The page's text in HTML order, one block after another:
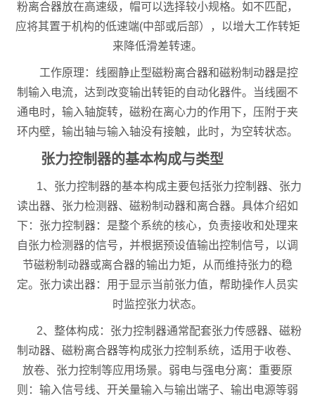
粉离合器放在高速级，帽可以选择较小规格。如不匹配，
应将其置于机构的低速端(中部或后部），以增大工作转矩
来降低滑差转速。
工作原理：线圈静止型磁粉离合器和磁粉制动器是控
制输入电流，达到改变输出转钜的自动化器件。当线圈不
通电时，输入轴旋转，磁粉在离心力的作用下，压附于夹
环内壁，输出轴与输入轴没有接触，此时，为空转状态。
张力控制器的基本构成与类型
1、张力控制器的基本构成主要包括张力控制器、张力
读出器、张力检测器、磁粉制动器和离合器。具体介绍如
下：张力控制器：是整个系统的核心，负责接收和处理来
自张力检测器的信号，并根据预设值输出控制信号，以调
节磁粉制动器或离合器的输出力矩，从而维持张力的稳
定。张力读出器：用于显示当前张力值，帮助操作人员实
时监控张力状态。
2、整体构成：张力控制器通常配套张力传感器、磁粉
制动器、磁粉离合器等构成张力控制系统，适用于收卷、
放卷、张力控制等应用场景。弱电与强电分离：重要原
则：输入信号线、开关量输入与输出端子、输出电源等弱